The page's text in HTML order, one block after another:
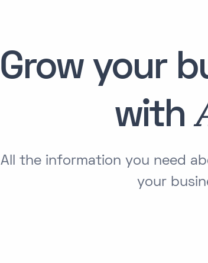
Grow your
with
All the information you need
your